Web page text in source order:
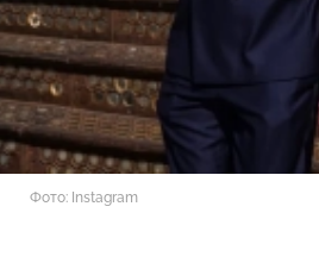
Фото: Instagram